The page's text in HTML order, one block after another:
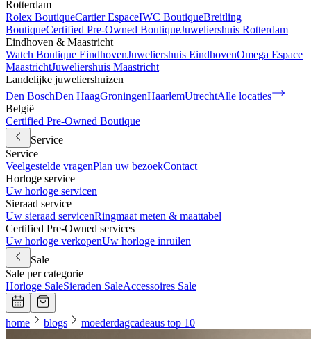
Rotterdam
Rolex BoutiqueCartier EspaceIWC BoutiqueBreitling
BoutiqueCertified Pre-Owned BoutiqueJuweliershuis Rotterdam
Eindhoven & Maastricht
Watch Boutique EindhovenJuweliershuis EindhovenOmega Espace
MaastrichtJuweliershuis Maastricht
Landelijke juweliershuizen
Den BoschDen HaagGroningenHaarlemUtrechtAlle locaties
België
Certified Pre-Owned Boutique
Service
Service
Veelgestelde vragenPlan uw bezoekContact
Horloge service
Uw horloge servicen
Sieraad service
Uw sieraad servicenRingmaat meten & maattabel
Certified Pre-Owned services
Uw horloge verkopenUw horloge inruilen
Sale
Sale per categorie
Horloge SaleSieraden SaleAccessoires Sale
home blogs moederdagcadeaus top 10